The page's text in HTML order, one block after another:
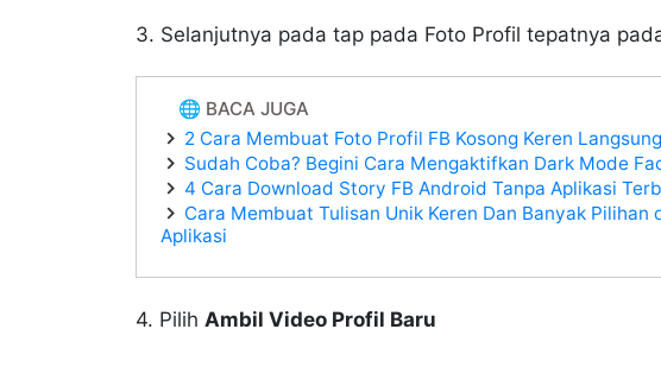
3. Selanjutnya pada tap pada Foto Profil tepatnya
🌐 BACA JUGA
2 Cara Membuat Foto Profil FB Kosong Keren
Sudah Coba? Begini Cara Mengaktifkan Dark Mode
4 Cara Download Story FB Android Tanpa Aplikasi
Cara Membuat Tulisan Unik Keren Dan Banyak Pilihan
Aplikasi
4. Pilih Ambil Video Profil Baru